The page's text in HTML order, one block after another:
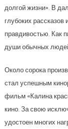
долгой жизни». В
глубоких
правдивостью. Как
души обычных
Около сорока
стал успешным
фильм «Калина
кино. За свою
удостоен многих